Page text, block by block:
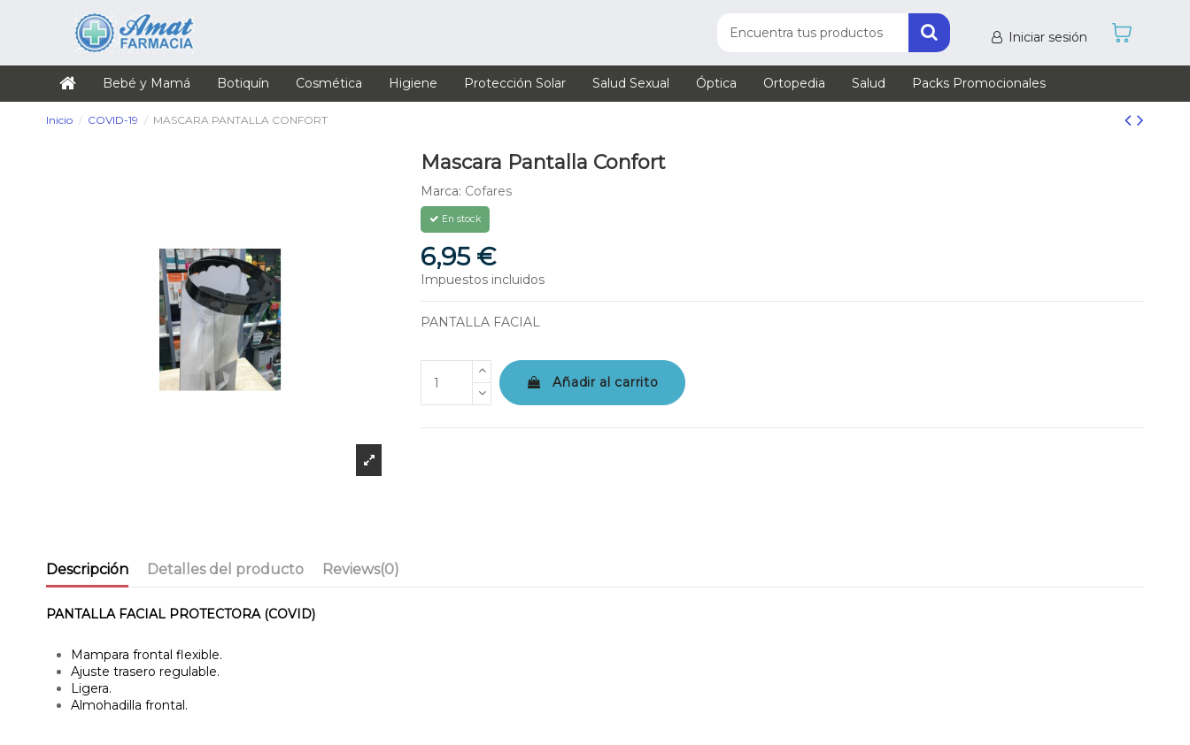
Iniciar sesión
Bebé y Mamá Botiquín Cosmética Higiene Protección Solar Salud Sexual Óptica Ortopedia Salud Packs Promocionales
Inicio COVID-19 MASCARA PANTALLA CONFORT
Mascara Pantalla Confort
Marca: Cofares
En stock
6,95 €
Impuestos incluidos
PANTALLA FACIAL
Añadir al carrito
Descripción Detalles del producto Reviews(0)
PANTALLA FACIAL PROTECTORA (COVID)
Mampara frontal flexible.
Ajuste trasero regulable.
Ligera.
Almohadilla frontal.